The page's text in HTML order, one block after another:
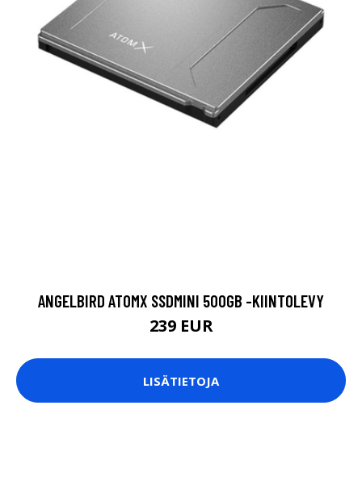
ANGELBIRD ATOMX SSDMINI 500GB -KIINTOLEVY
239 EUR
LISÄTIETOJA